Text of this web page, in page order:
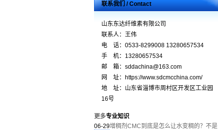
联系我们 / Contact
山东东达纤维素有限公司
联系人：王伟
电 话：0533-8299008 13280657534
手 机：13280657534
邮 箱：sddachina@163.com
网 址：https://www.sdcmcchina.com/
地 址：山东省淄博市周村区开发区工业园
16号
更多专业知识
06-29增稠剂CMC到底是怎么让水变稠的？不是